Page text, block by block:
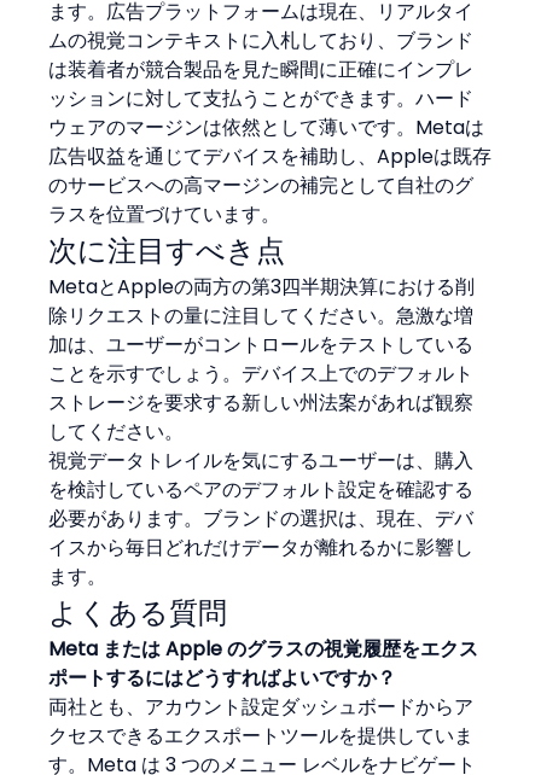
ます。広告プラットフォームは現在、リアルタイ
ムの視覚コンテキストに入札しており、ブランド
は装着者が競合製品を見た瞬間に正確にインプレ
ッションに対して支払うことができます。ハード
ウェアのマージンは依然として薄いです。Metaは
広告収益を通じてデバイスを補助し、Appleは既存
のサービスへの高マージンの補完として自社のグ
ラスを位置づけています。
次に注目すべき点
MetaとAppleの両方の第3四半期決算における削
除リクエストの量に注目してください。急激な増
加は、ユーザーがコントロールをテストしている
ことを示すでしょう。デバイス上でのデフォルト
ストレージを要求する新しい州法案があれば観察
してください。
視覚データトレイルを気にするユーザーは、購入
を検討しているペアのデフォルト設定を確認する
必要があります。ブランドの選択は、現在、デバ
イスから毎日どれだけデータが離れるかに影響し
ます。
よくある質問
Meta または Apple のグラスの視覚履歴をエクス
ポートするにはどうすればよいですか？
両社とも、アカウント設定ダッシュボードからア
クセスできるエクスポートツールを提供していま
す。Meta は 3 つのメニュー レベルをナビゲート